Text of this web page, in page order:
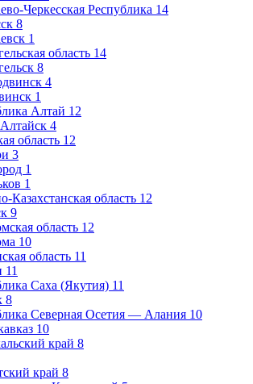
Черкесская Республика 14
8
1
область 14
8
4
1
Алтай 12
4
область 12
3
1
1
Казахстанская область 12
9
область 12
10
область 11
11
Саха (Якутия) 11
8
Северная Осетия — Алания 10
10
край 8
край 8